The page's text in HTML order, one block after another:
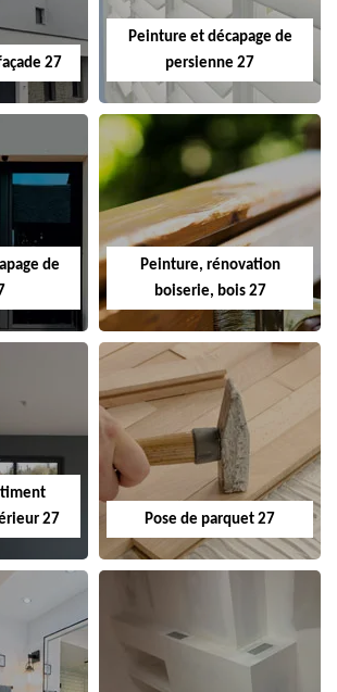
27
Peinture et décapage de
persienne 27
de
Peinture, rénovation
boiserie, bois 27
27
Pose de parquet 27